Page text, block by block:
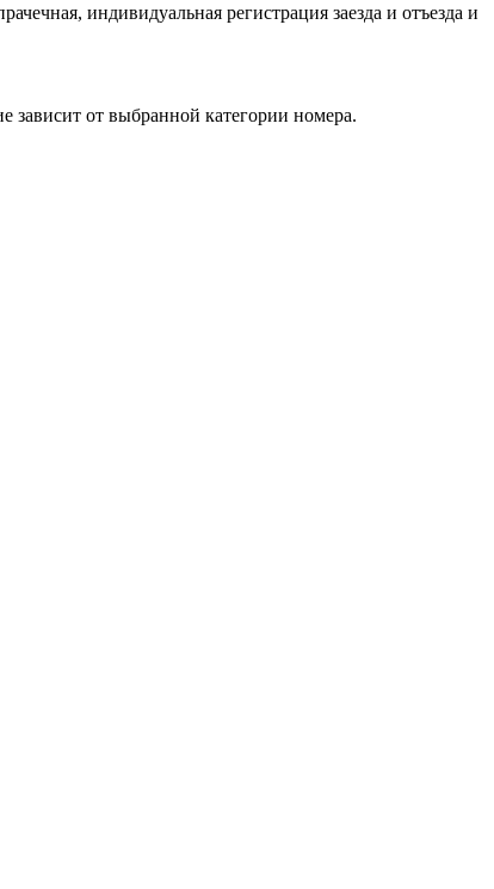
индивидуальная регистрация заезда и отъезда и
от выбранной категории номера.